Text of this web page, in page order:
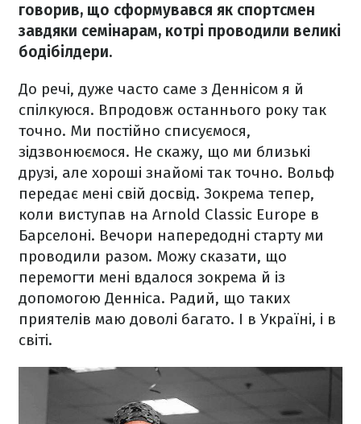
говорив, що сформувався як спортсмен
завдяки семінарам, котрі проводили великі
бодібілдери.
До речі, дуже часто саме з Деннісом я й
спілкуюся. Впродовж останнього року так
точно. Ми постійно списуємося,
зідзвонюємося. Не скажу, що ми близькі
друзі, але хороші знайомі так точно. Вольф
передає мені свій досвід. Зокрема тепер,
коли виступав на Arnold Classic Europe в
Барселоні. Вечори напередодні старту ми
проводили разом. Можу сказати, що
перемогти мені вдалося зокрема й із
допомогою Денніса. Радий, що таких
приятелів маю доволі багато. І в Україні, і в
світі.